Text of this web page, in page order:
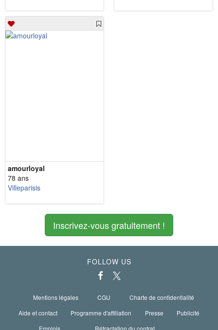
amourloyal
78 ans
Villeparisis
Inscrivez-vous gratuitement !
FOLLOW US
Mentions légales CGU
Charte de confidentialité
Aide et contact
Programme d'affiliation Presse
Publicité
Emplois
Rétractation du contrat